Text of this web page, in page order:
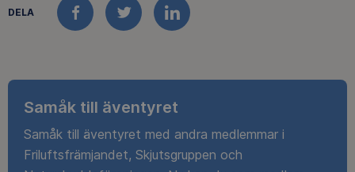
DELA
FACEBOOKTWITTERLINKEDIN
Samåk till äventyret
Samåk till äventyret med andra medlemmar i
Friluftsfrämjandet, Skjutsgruppen och